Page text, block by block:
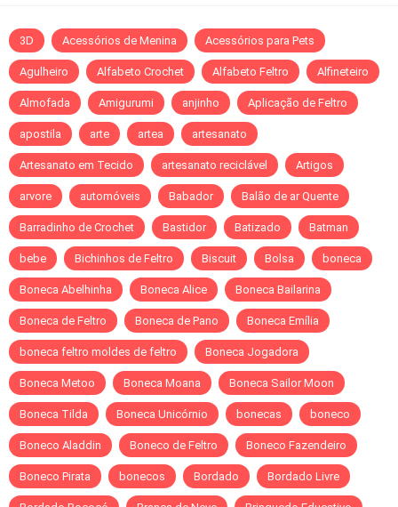
3D Acessórios de Menina Acessórios para Pets
Agulheiro Alfabeto Crochet Alfabeto Feltro Alfineteiro
Almofada Amigurumi anjinho Aplicação de Feltro
apostila arte artea artesanato
Artesanato em Tecido artesanato reciclável Artigos
arvore automóveis Babador Balão de ar Quente
Barradinho de Crochet Bastidor Batizado Batman
bebe Bichinhos de Feltro Biscuit Bolsa boneca
Boneca Abelhinha Boneca Alice Boneca Bailarina
Boneca de Feltro Boneca de Pano Boneca Emília
boneca feltro moldes de feltro Boneca Jogadora
Boneca Metoo Boneca Moana Boneca Sailor Moon
Boneca Tilda Boneca Unicórnio bonecas boneco
Boneco Aladdin Boneco de Feltro Boneco Fazendeiro
Boneco Pirata bonecos Bordado Bordado Livre